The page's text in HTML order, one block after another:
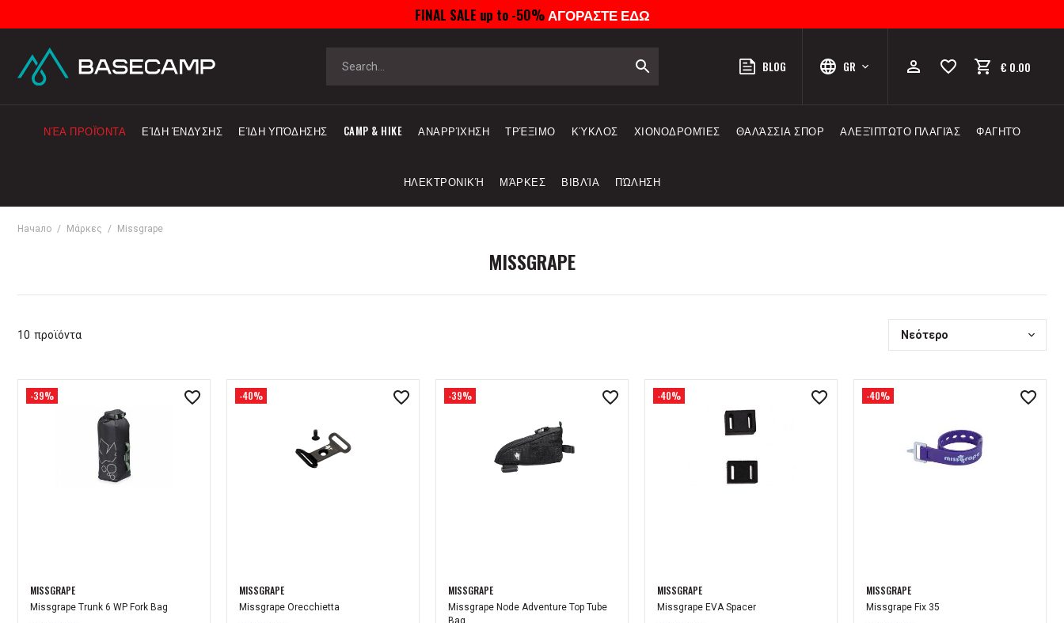
FINAL SALE up to -50%ΑΓΟΡΑΣΤΕ ΕΔΩ
BLOG GR € 0.00
ΝΈΑ ΠΡΟΪΌΝΤΑ ΕΊΔΗ ΈΝΔΥΣΗΣ ΕΊΔΗ ΥΠΌΔΗΣΗΣ CAMP & HIKE ΑΝΑΡΡΊΧΗΣΗ ΤΡΈΞΙΜΟ ΚΎΚΛΟΣ ΧΙΟΝΟΔΡΟΜΊΕΣ ΘΑΛΆΣΣΙΑ ΣΠΟΡ ΑΛΕΞΊΠΤΩΤΟ ΠΛΑΓΙΆΣ ΦΑΓΗΤΌ
ΗΛΕΚΤΡΟΝΙΚΉ ΜΆΡΚΕΣ ΒΙΒΛΊΑ ΠΏΛΗΣΗ
Начало Μάρκες Missgrape
MISSGRAPE
10 προϊόντα Νεότερο
-39%
MISSGRAPE
Missgrape Trunk 6 WP Fork Bag
-40%
MISSGRAPE
Missgrape Orecchietta
-39%
MISSGRAPE
Missgrape Node Adventure Top Tube
Bag
-40%
MISSGRAPE
Missgrape EVA Spacer
-40%
MISSGRAPE
Missgrape Fix 35